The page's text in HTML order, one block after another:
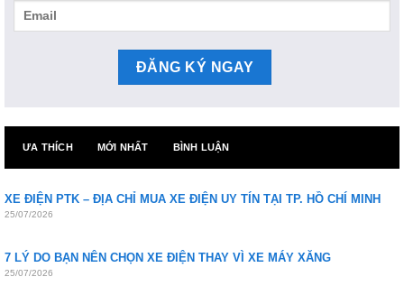
ƯA THÍCH MỚI NHẤT BÌNH LUẬN
XE ĐIỆN PTK – ĐỊA CHỈ MUA XE ĐIỆN UY TÍN TẠI TP. HỒ CHÍ MINH
25/07/2026
7 LÝ DO BẠN NÊN CHỌN XE ĐIỆN THAY VÌ XE MÁY XĂNG
25/07/2026